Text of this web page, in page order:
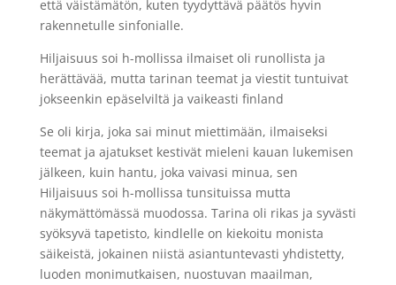
että väistämätön, kuten tyydyttävä päätös hyvin
rakennetulle sinfonialle.
Hiljaisuus soi h-mollissa ilmaiset oli runollista ja
herättävää, mutta tarinan teemat ja viestit tuntuivat
jokseenkin epäselviltä ja vaikeasti finland
Se oli kirja, joka sai minut miettimään, ilmaiseksi
teemat ja ajatukset kestivät mieleni kauan lukemisen
jälkeen, kuin hantu, joka vaivasi minua, sen
Hiljaisuus soi h-mollissa tunsituissa mutta
näkymättömässä muodossa. Tarina oli rikas ja syvästi
syöksyvä tapetisto, kindlelle on kiekoitu monista
säikeistä, jokainen niistä asiantuntevasti yhdistetty,
luoden monimutkaisen, nuostuvan maailman,